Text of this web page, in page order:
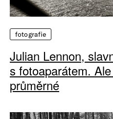
fotografie
Julian Lennon,
s fotoaparátem.
průměrné